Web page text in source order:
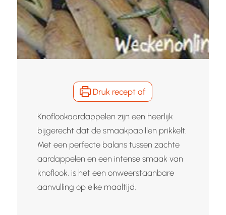
Druk recept af
Knoflookaardappelen zijn een heerlijk
bijgerecht dat de smaakpapillen prikkelt.
Met een perfecte balans tussen zachte
aardappelen en een intense smaak van
knoflook, is het een onweerstaanbare
aanvulling op elke maaltijd.